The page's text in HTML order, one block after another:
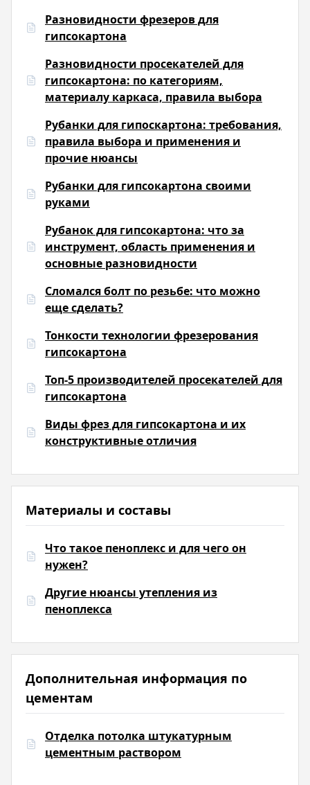
Разновидности фрезеров для
гипсокартона
Разновидности просекателей для
гипсокартона: по категориям,
материалу каркаса, правила выбора
Рубанки для гипоскартона: требования,
правила выбора и применения и
прочие нюансы
Рубанки для гипсокартона своими
руками
Рубанок для гипсокартона: что за
инструмент, область применения и
основные разновидности
Сломался болт по резьбе: что можно
еще сделать?
Тонкости технологии фрезерования
гипсокартона
Топ-5 производителей просекателей для
гипсокартона
Виды фрез для гипсокартона и их
конструктивные отличия
Материалы и составы
Что такое пеноплекс и для чего он
нужен?
Другие нюансы утепления из
пеноплекса
Дополнительная информация по
цементам
Отделка потолка штукатурным
цементным раствором